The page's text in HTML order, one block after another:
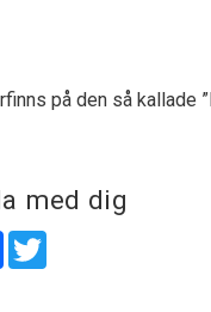
på den så kallade
med dig
Facebook